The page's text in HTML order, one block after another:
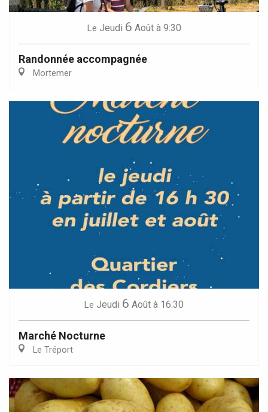
Le Jeudi 6 Août à 9:30
Randonnée accompagnée
Mortemer
Le Jeudi 6 Août à 16:30
Marché Nocturne
Le Tréport